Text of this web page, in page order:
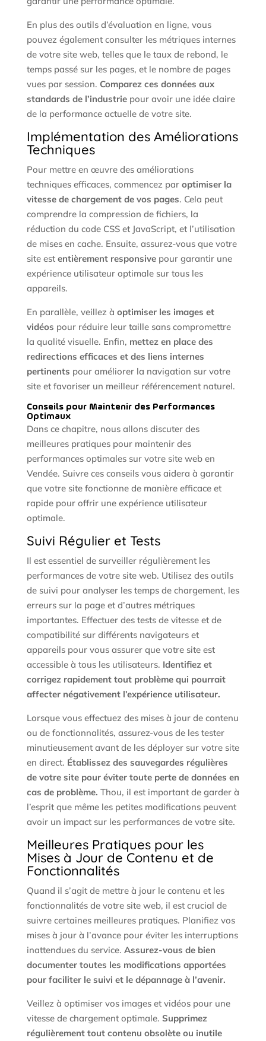
En plus des outils d’évaluation en ligne, vous
pouvez également consulter les métriques internes
de votre site web, telles que le taux de rebond, le
temps passé sur les pages, et le nombre de pages
vues par session. Comparez ces données aux
standards de l’industriepour avoir une idée claire
de la performance actuelle de votre site.
Implémentation des Améliorations
Techniques
Pour mettre en œuvre des améliorations
techniques efficaces, commencez par optimiser la
vitesse de chargement de vos pages. Cela peut
comprendre la compression de fichiers, la
réduction du code CSS et JavaScript, et l’utilisation
de mises en cache. Ensuite, assurez-vous que votre
site est entièrement responsivepour garantir une
expérience utilisateur optimale sur tous les
appareils.
En parallèle, veillez à optimiser les images et
vidéos pour réduire leur taille sans compromettre
la qualité visuelle. Enfin, mettez en place des
redirections efficaces et des liens internes
pertinents pour améliorer la navigation sur votre
site et favoriser un meilleur référencement naturel.
Conseils pour Maintenir des Performances
Optimaux
Dans ce chapitre, nous allons discuter des
meilleures pratiques pour maintenir des
performances optimales sur votre site web en
Vendée. Suivre ces conseils vous aidera à garantir
que votre site fonctionne de manière efficace et
rapide pour offrir une expérience utilisateur
optimale.
Suivi Régulier et Tests
Il est essentiel de surveiller régulièrement les
performances de votre site web. Utilisez des outils
de suivi pour analyser les temps de chargement, les
erreurs sur la page et d’autres métriques
importantes. Effectuer des tests de vitesse et de
compatibilité sur différents navigateurs et
appareils pour vous assurer que votre site est
accessible à tous les utilisateurs. Identifiez et
corrigez rapidement tout problème qui pourrait
affecter négativement l’expérience utilisateur.
Lorsque vous effectuez des mises à jour de contenu
ou de fonctionnalités, assurez-vous de les tester
minutieusement avant de les déployer sur votre site
en direct. Établissez des sauvegardes régulières
de votre site pour éviter toute perte de données en
cas de problème. Thou, il est important de garder à
l’esprit que même les petites modifications peuvent
avoir un impact sur les performances de votre site.
Meilleures Pratiques pour les
Mises à Jour de Contenu et de
Fonctionnalités
Quand il s’agit de mettre à jour le contenu et les
fonctionnalités de votre site web, il est crucial de
suivre certaines meilleures pratiques. Planifiez vos
mises à jour à l’avance pour éviter les interruptions
inattendues du service. Assurez-vous de bien
documenter toutes les modifications apportées
pour faciliter le suivi et le dépannage à l’avenir.
Veillez à optimiser vos images et vidéos pour une
vitesse de chargement optimale. Supprimez
régulièrement tout contenu obsolète ou inutile